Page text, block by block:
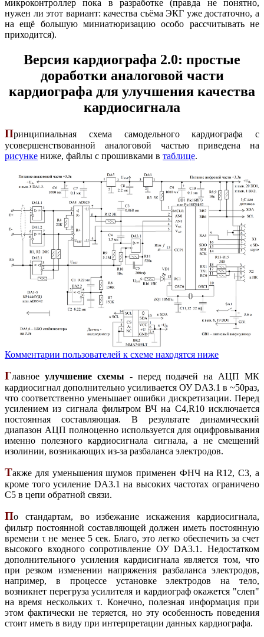
микроконтроллер пока в разработке (правда не понятно,
нужен ли этот вариант: качества съёма ЭКГ уже достаточно, а
на ещё большую миниатюризацию особо рассчитывать не
приходится).
Версия кардиографа 2.0: простые
доработки аналоговой части
кардиографа для улучшения качества
кардиосигнала
Принципиальная схема самодельного кардиографа с
усовершенствованной аналоговой частью приведена на
рисунке ниже, файлы с прошивками в таблице.
Комментарии пользователей к схеме находятся ниже
Главное улучшение схемы - перед подачей на АЦП МК
кардиосигнал дополнительно усиливается ОУ DA3.1 в ~50раз,
что соответственно уменьшает ошибки дискретизации. Перед
усилением из сигнала фильтром ВЧ на C4,R10 исключается
постоянная составляющая. В результате динамический
диапазон АЦП полноценно используется для оцифровывания
именно полезного кардиосигнала сигнала, а не смещений
изолинии, возникающих из-за разбаланса электродов.
Также для уменьшения шумов применен ФНЧ на R12, C3, а
кроме того усиление DA3.1 на высоких частотах ограничено
C5 в цепи обратной связи.
По стандартам, во избежание искажения кардиосигнала,
фильтр постоянной составляющей должен иметь постоянную
времени τ не менее 5 сек. Благо, это легко обеспечить за счет
высокого входного сопротивление ОУ DA3.1. Недостатком
дополнительного усиления кардисигнала является том, что
при резком изменении напряжения разбаланса электродов,
например, в процессе установке электродов на тело,
возникнет перегруза усилителя и кардиограф окажется "слеп"
на время нескольких τ. Конечно, полезная информация при
этом фактически не теряется, но эту особенность поведения
стоит иметь в виду при интерпретации данных кардиографа.